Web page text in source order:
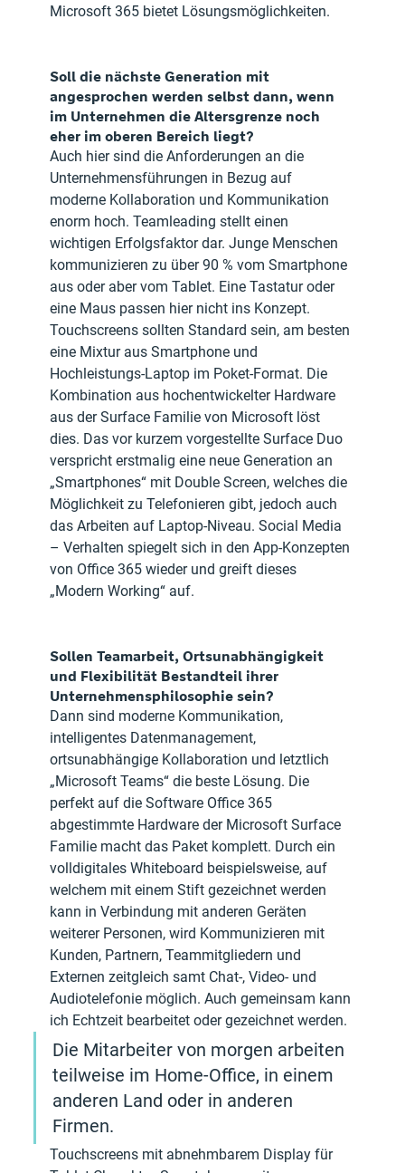
Microsoft 365 bietet Lösungsmöglichkeiten.
Soll die nächste Generation mit
angesprochen werden selbst dann, wenn
im Unternehmen die Altersgrenze noch
eher im oberen Bereich liegt?
Auch hier sind die Anforderungen an die
Unternehmensführungen in Bezug auf
moderne Kollaboration und Kommunikation
enorm hoch. Teamleading stellt einen
wichtigen Erfolgsfaktor dar. Junge Menschen
kommunizieren zu über 90 % vom Smartphone
aus oder aber vom Tablet. Eine Tastatur oder
eine Maus passen hier nicht ins Konzept.
Touchscreens sollten Standard sein, am besten
eine Mixtur aus Smartphone und
Hochleistungs-Laptop im Poket-Format. Die
Kombination aus hochentwickelter Hardware
aus der Surface Familie von Microsoft löst
dies. Das vor kurzem vorgestellte Surface Duo
verspricht erstmalig eine neue Generation an
„Smartphones“ mit Double Screen, welches die
Möglichkeit zu Telefonieren gibt, jedoch auch
das Arbeiten auf Laptop-Niveau. Social Media
– Verhalten spiegelt sich in den App-Konzepten
von Office 365 wieder und greift dieses
„Modern Working“ auf.
Sollen Teamarbeit, Ortsunabhängigkeit
und Flexibilität Bestandteil ihrer
Unternehmensphilosophie sein?
Dann sind moderne Kommunikation,
intelligentes Datenmanagement,
ortsunabhängige Kollaboration und letztlich
„Microsoft Teams“ die beste Lösung. Die
perfekt auf die Software Office 365
abgestimmte Hardware der Microsoft Surface
Familie macht das Paket komplett. Durch ein
volldigitales Whiteboard beispielsweise, auf
welchem mit einem Stift gezeichnet werden
kann in Verbindung mit anderen Geräten
weiterer Personen, wird Kommunizieren mit
Kunden, Partnern, Teammitgliedern und
Externen zeitgleich samt Chat-, Video- und
Audiotelefonie möglich. Auch gemeinsam kann
ich Echtzeit bearbeitet oder gezeichnet werden.
Die Mitarbeiter von morgen arbeiten
teilweise im Home-Office, in einem
anderen Land oder in anderen
Firmen.
Touchscreens mit abnehmbarem Display für